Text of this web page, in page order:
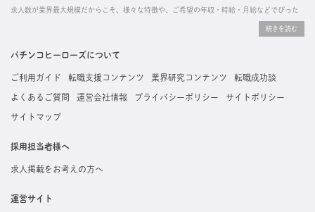
求人数が業界最大規模だからこそ、様々な特徴や、ご希望の年収・時給・月給などでぴった
掲載している求人は、すべて契約法人様から寄せられた正規の求人情報です。応募いただい
た内容はすぐに直接事業所に届くためスムーズに転職・復職できます。
パチンコヒーローズについて
ご利用ガイド 転職支援コンテンツ 業界研究コンテンツ 転職成功談
よくあるご質問 運営会社情報 プライバシーポリシー サイトポリシー
サイトマップ
採用担当者様へ
求人掲載をお考えの方へ
運営サイト